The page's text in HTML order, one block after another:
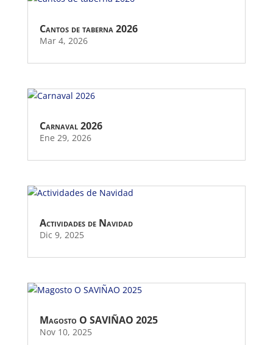
Cantos de taberna 2026
Mar 4, 2026
Carnaval 2026
Ene 29, 2026
Actividades de Navidad
Dic 9, 2025
Magosto O SAVIÑAO 2025
Nov 10, 2025